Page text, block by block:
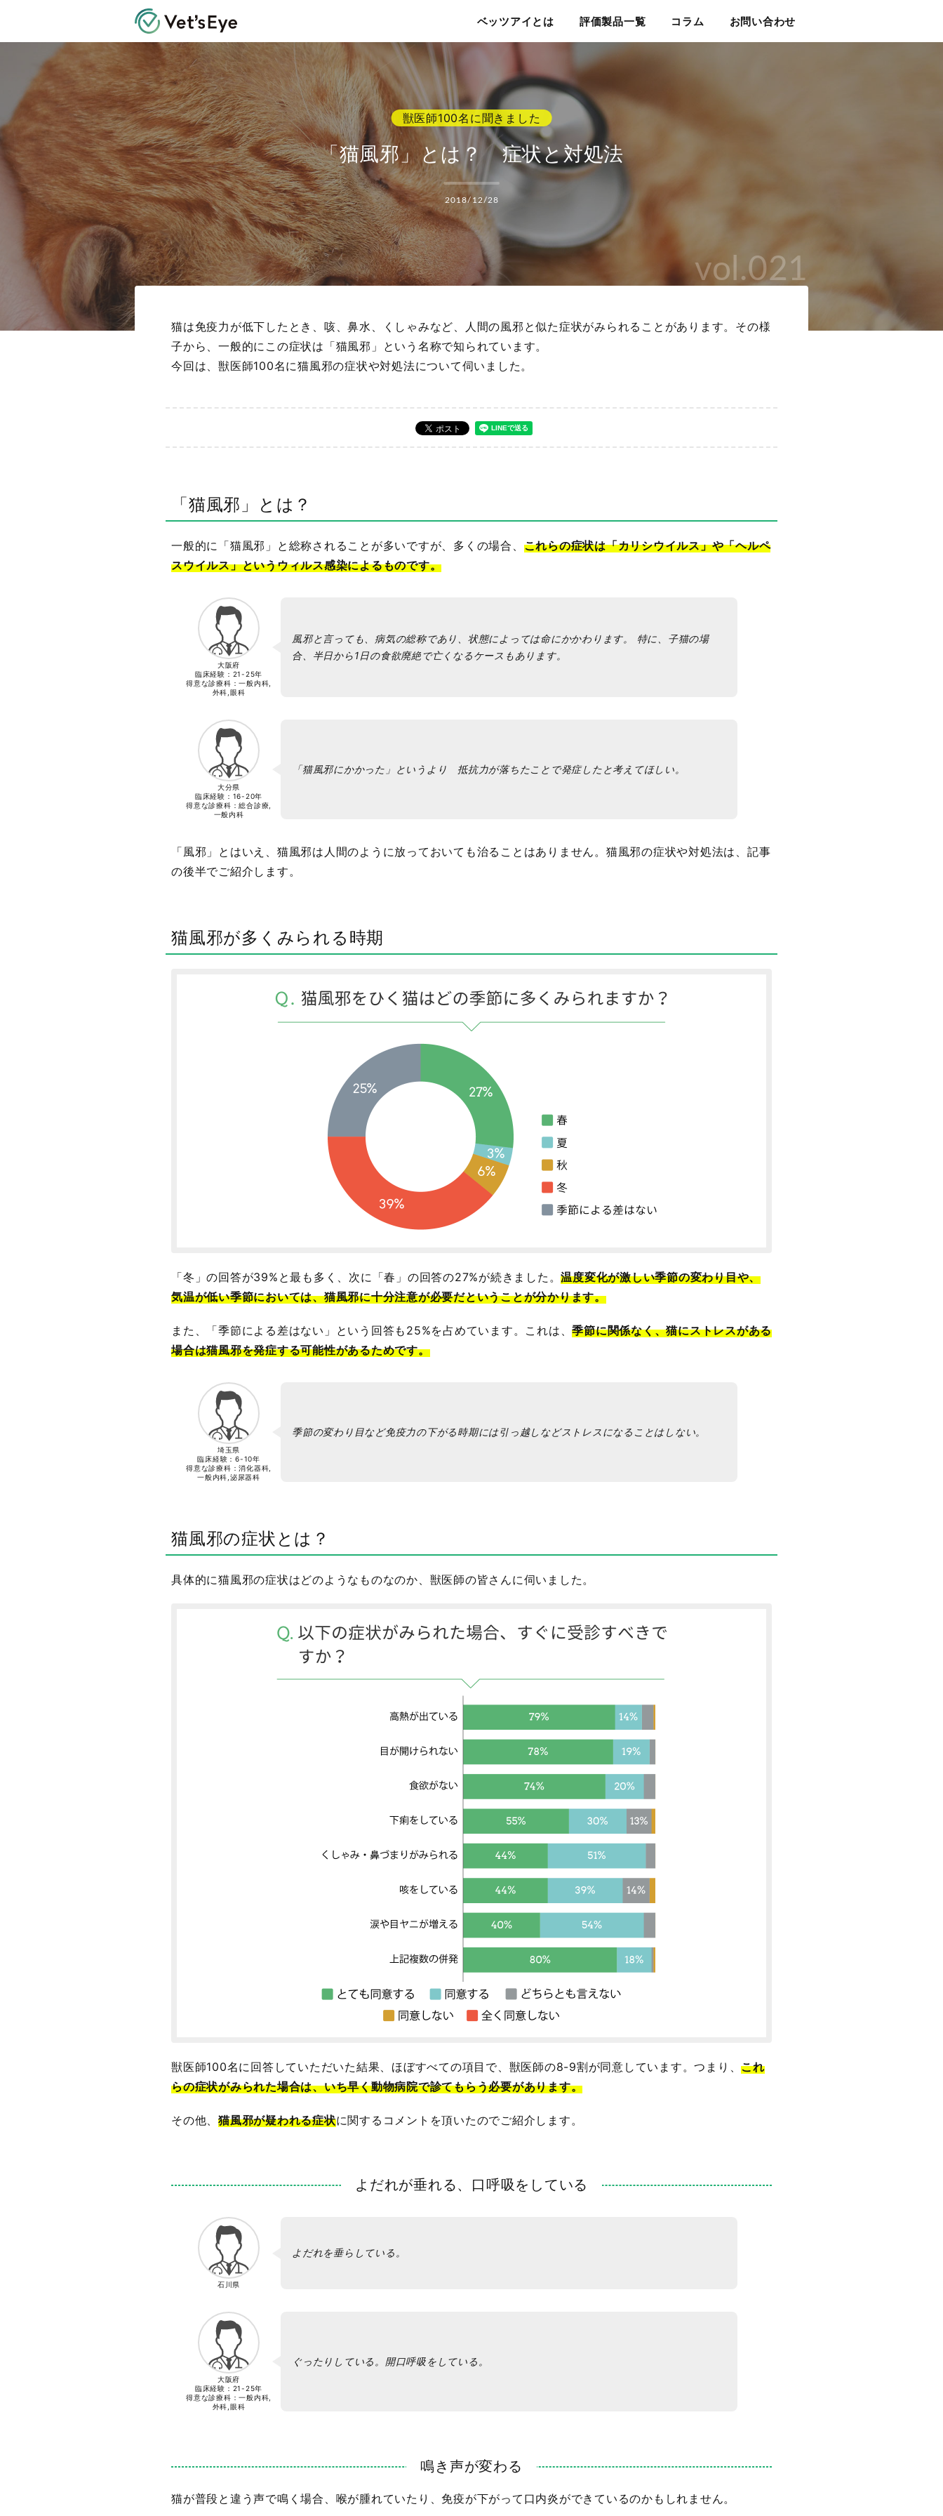
ベッツアイとは 評価製品一覧 コラム お問い合わせ
「猫風邪」とは？ 症状と対処法
2018/12/28
vol.021
猫は免疫力が低下したとき、咳、鼻水、くしゃみなど、人間の風邪と似た症状がみられることがあります。その様
子から、一般的にこの症状は「猫風邪」という名称で知られています。
今回は、獣医師100名に猫風邪の症状や対処法について伺いました。
「猫風邪」とは？
一般的に「猫風邪」と総称されることが多いですが、多くの場合、 これらの症状は「カリシウイルス」や「ヘルペ
スウイルス」というウィルス感染によるものです。
大阪府
臨床経験： 21-25年
得意な診療科：一般内科,
外科,眼科
風邪と言っても、病気の総称であり、状態によっては命にかかわります。 特に、子猫の場
合、半日から1日の食欲廃絶で亡くなるケースもあります。
大分県
臨床経験： 16-20年
得意な診療科：総合診療,
一般内科
「猫風邪にかかった」というより 抵抗力が落ちたことで発症したと考えてほしい。
「風邪」とはいえ、猫風邪は人間のように放っておいても治ることはありません。猫風邪の症状や対処法は、記事
の後半でご紹介します。
猫風邪が多くみられる時期
「冬」の回答が39%と最も多く、次に「春」の回答の27%が続きました。温度変化が激しい季節の変わり目や、
気温が低い季節においては、猫風邪に十分注意が必要だということが分かります。
また、「季節による差はない」という回答も25%を占めています。これは、季節に関係なく、猫にストレスがある
場合は猫風邪を発症する可能性があるためです。
埼玉県
臨床経験： 6-10年
得意な診療科：消化器科,
一般内科,泌尿器科
季節の変わり目など免疫力の下がる時期には引っ越しなどストレスになることはしない。
猫風邪の症状とは？
具体的に猫風邪の症状はどのようなものなのか、獣医師の皆さんに伺いました。
獣医師100名に回答していただいた結果、ほぼすべての項目で、獣医師の8-9割が同意しています。つまり、これ
らの症状がみられた場合は、いち早く動物病院で診てもらう必要があります。
その他、 猫風邪が疑われる症状に関するコメントを頂いたのでご紹介します。
よだれが垂れる、口呼吸をしている
石川県
よだれを垂らしている。
大阪府
臨床経験： 21-25年
得意な診療科：一般内科,
外科,眼科
ぐったりしている。開口呼吸をしている。
鳴き声が変わる
猫が普段と違う声で鳴く場合、喉が腫れていたり、免疫が下がって口内炎ができているのかもしれません。